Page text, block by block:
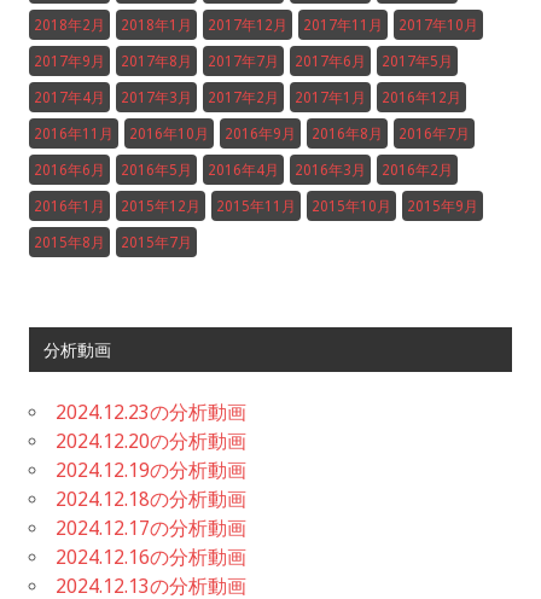
2018年2月 2018年1月 2017年12月 2017年11月 2017年10月
2017年9月 2017年8月 2017年7月 2017年6月 2017年5月
2017年4月 2017年3月 2017年2月 2017年1月 2016年12月
2016年11月 2016年10月 2016年9月 2016年8月 2016年7月
2016年6月 2016年5月 2016年4月 2016年3月 2016年2月
2016年1月 2015年12月 2015年11月 2015年10月 2015年9月
2015年8月 2015年7月
分析動画
2024.12.23の分析動画
2024.12.20の分析動画
2024.12.19の分析動画
2024.12.18の分析動画
2024.12.17の分析動画
2024.12.16の分析動画
2024.12.13の分析動画